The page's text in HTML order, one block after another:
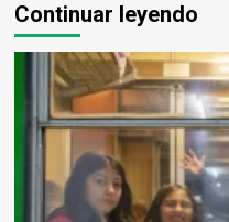
Continuar leyendo